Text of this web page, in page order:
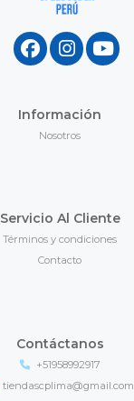
Información
Nosotros
Servicio Al Cliente
Términos y condiciones
Contacto
Contáctanos
+51958992917
tiendascplima@gmail.com